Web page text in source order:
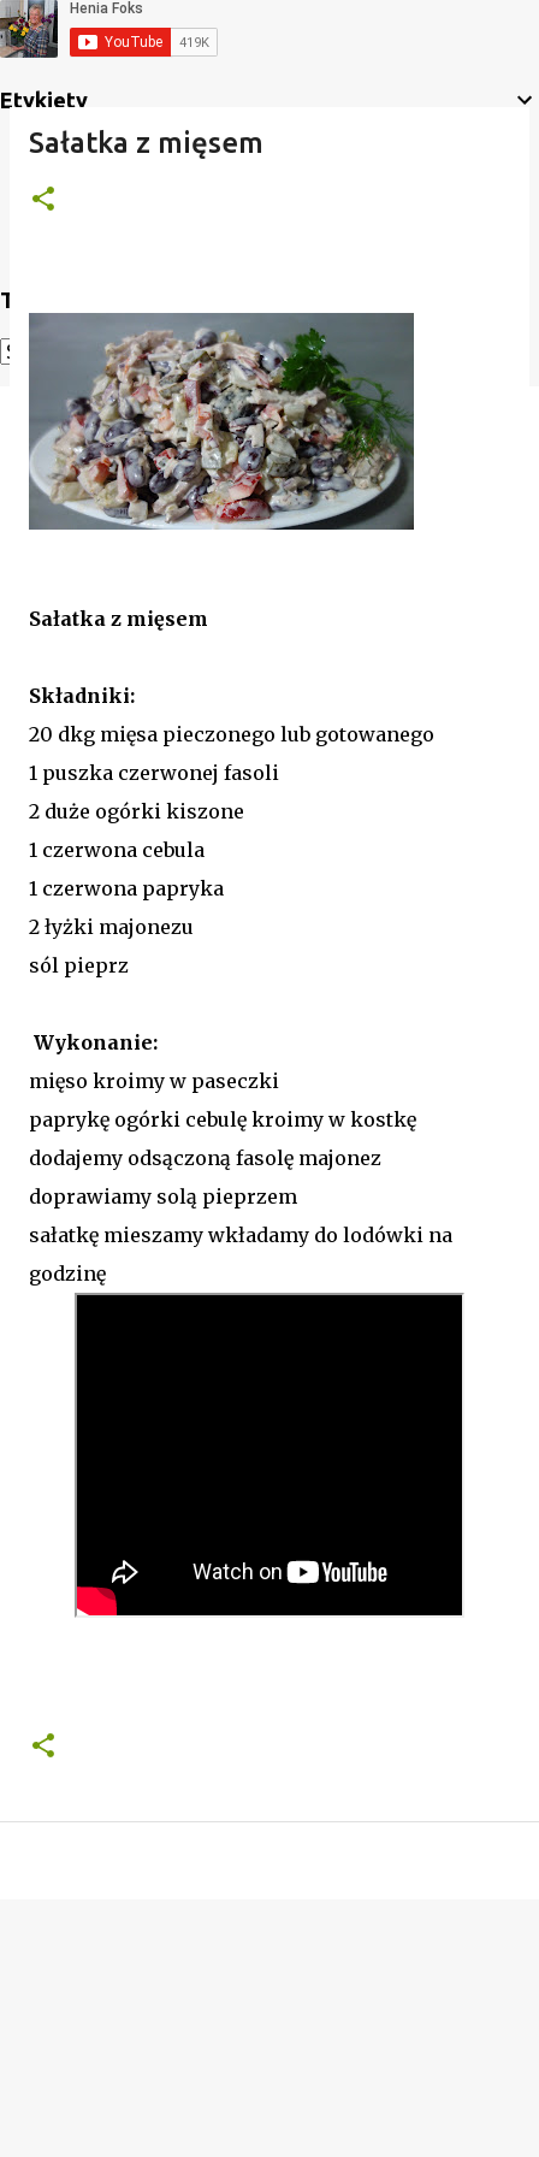
Etykiety
Translate
Powered by Translate
Sałatka z mięsem
Sałatka z mięsem
Składniki:
20 dkg mięsa pieczonego lub gotowanego
1 puszka czerwonej fasoli
2 duże ogórki kiszone
1 czerwona cebula
1 czerwona papryka
2 łyżki majonezu
sól pieprz
Wykonanie:
mięso kroimy w paseczki
paprykę ogórki cebulę kroimy w kostkę
dodajemy odsączoną fasolę majonez
doprawiamy solą pieprzem
sałatkę mieszamy wkładamy do lodówki na
godzinę